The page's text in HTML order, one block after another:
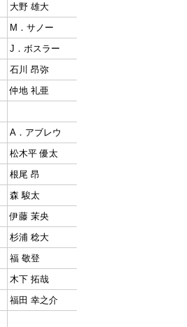
大野 雄大
M．サノー
J．ボスラー
石川 昂弥
仲地 礼亜
A．アブレウ
松木平 優太
根尾 昂
森 駿太
伊藤 茉央
杉浦 稔大
福 敬登
木下 拓哉
福田 幸之介